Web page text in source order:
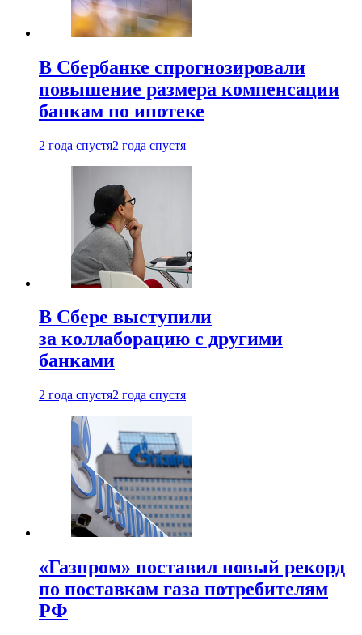
В Сбербанке спрогнозировали
повышение размера компенсации
банкам по ипотеке
2 года спустя2 года спустя
В Сбере выступили
за коллаборацию с другими
банками
2 года спустя2 года спустя
«Газпром» поставил новый рекорд
по поставкам газа потребителям
РФ